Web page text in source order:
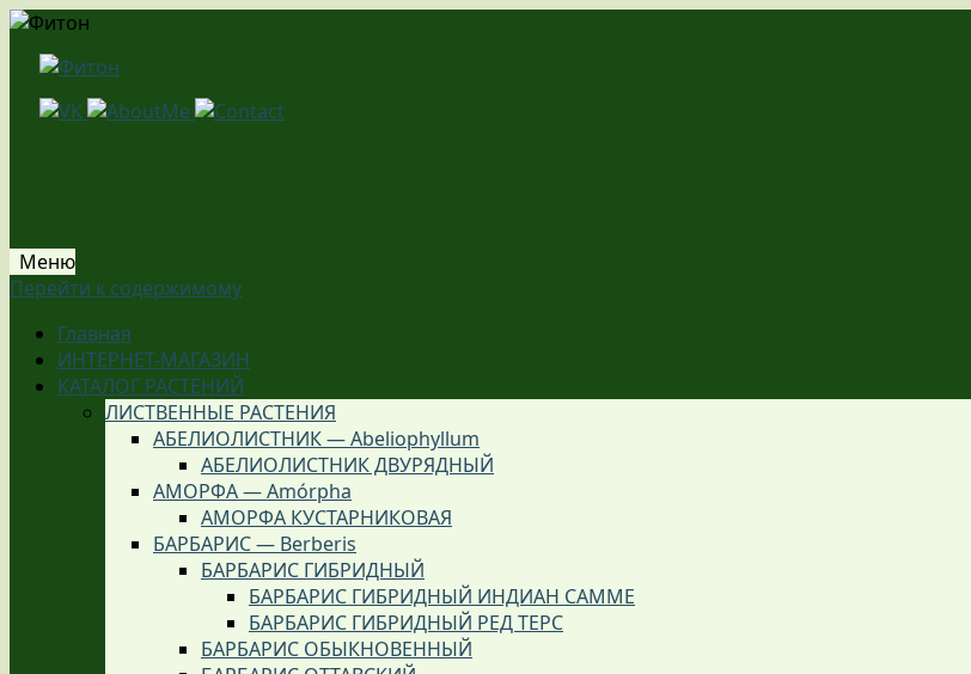
Меню
Перейти к содержимому
Главная
ИНТЕРНЕТ-МАГАЗИН
КАТАЛОГ РАСТЕНИЙ
ЛИСТВЕННЫЕ РАСТЕНИЯ
АБЕЛИОЛИСТНИК — Abeliophyllum
АБЕЛИОЛИСТНИК ДВУРЯДНЫЙ
АМОРФА — Amórpha
АМОРФА КУСТАРНИКОВАЯ
БАРБАРИС — Berberis
БАРБАРИС ГИБРИДНЫЙ
БАРБАРИС ГИБРИДНЫЙ ИНДИАН САММЕ
БАРБАРИС ГИБРИДНЫЙ РЕД ТЕРС
БАРБАРИС ОБЫКНОВЕННЫЙ